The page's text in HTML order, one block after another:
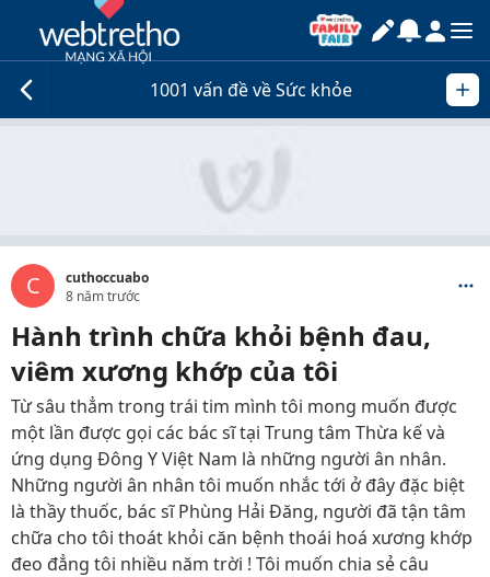
1001 vấn đề về Sức khỏe
C
cuthoccuabo
8 năm trước
Hành trình chữa khỏi bệnh đau,
viêm xương khớp của tôi
Từ sâu thẳm trong trái tim mình tôi mong muốn được
một lần được gọi các bác sĩ tại Trung tâm Thừa kế và
ứng dụng Đông Y Việt Nam là những người ân nhân.
Những người ân nhân tôi muốn nhắc tới ở đây đặc biệt
là thầy thuốc, bác sĩ Phùng Hải Đăng, người đã tận tâm
chữa cho tôi thoát khỏi căn bệnh thoái hoá xương khớp
đeo đẳng tôi nhiều năm trời ! Tôi muốn chia sẻ câu